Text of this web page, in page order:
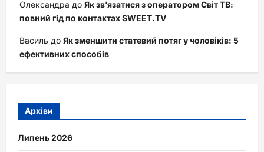
Олександра до Як зв’язатися з оператором Світ ТВ:
повний гід по контактах SWEET.TV
Василь до Як зменшити статевий потяг у чоловіків: 5
ефективних способів
Архіви
Липень 2026